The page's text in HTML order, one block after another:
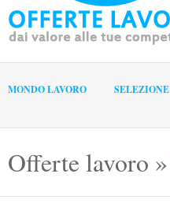
MONDO LAVORO SELEZIONE
Offerte lavoro »